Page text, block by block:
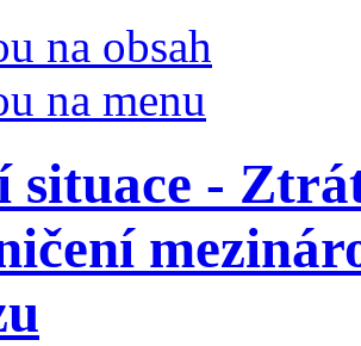
na obsah
na menu
-